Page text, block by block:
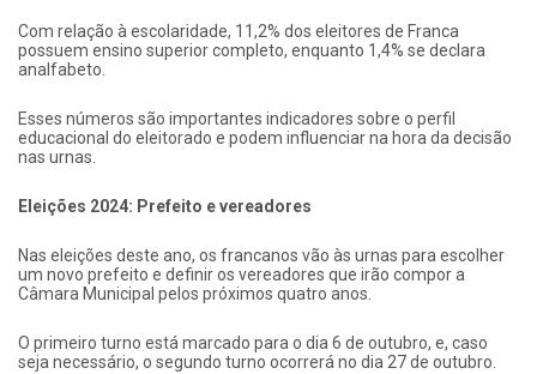
Com relação à escolaridade, 11,2% dos eleitores de Franca
possuem ensino superior completo, enquanto 1,4% se declara
analfabeto.
Esses números são importantes indicadores sobre o perfil
educacional do eleitorado e podem influenciar na hora da decisão
nas urnas.
Eleições 2024: Prefeito e vereadores
Nas eleições deste ano, os francanos vão às urnas para escolher
um novo prefeito e definir os vereadores que irão compor a
Câmara Municipal pelos próximos quatro anos.
O primeiro turno está marcado para o dia 6 de outubro, e, caso
seja necessário, o segundo turno ocorrerá no dia 27 de outubro.